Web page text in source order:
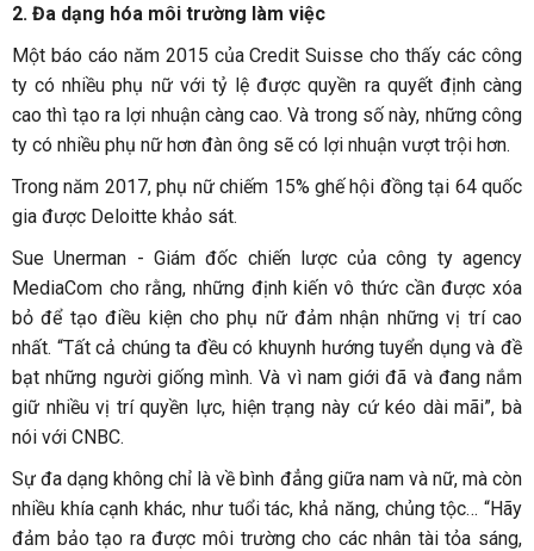
2. Đa dạng hóa môi trường làm việc
Một báo cáo năm 2015 của Credit Suisse cho thấy các công
ty có nhiều phụ nữ với tỷ lệ được quyền ra quyết định càng
cao thì tạo ra lợi nhuận càng cao. Và trong số này, những công
ty có nhiều phụ nữ hơn đàn ông sẽ có lợi nhuận vượt trội hơn.
Trong năm 2017, phụ nữ chiếm 15% ghế hội đồng tại 64 quốc
gia được Deloitte khảo sát.
Sue Unerman - Giám đốc chiến lược của công ty agency
MediaCom cho rằng, những định kiến vô thức cần được xóa
bỏ để tạo điều kiện cho phụ nữ đảm nhận những vị trí cao
nhất. “Tất cả chúng ta đều có khuynh hướng tuyển dụng và đề
bạt những người giống mình. Và vì nam giới đã và đang nắm
giữ nhiều vị trí quyền lực, hiện trạng này cứ kéo dài mãi”, bà
nói với CNBC.
Sự đa dạng không chỉ là về bình đẳng giữa nam và nữ, mà còn
nhiều khía cạnh khác, như tuổi tác, khả năng, chủng tộc… “Hãy
đảm bảo tạo ra được môi trường cho các nhân tài tỏa sáng,